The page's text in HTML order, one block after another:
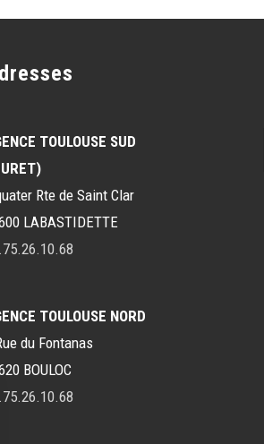
TOULOUSE SUD
Rte de Saint Clar
LABASTIDETTE
TOULOUSE NORD
du Fontanas
BOULOC